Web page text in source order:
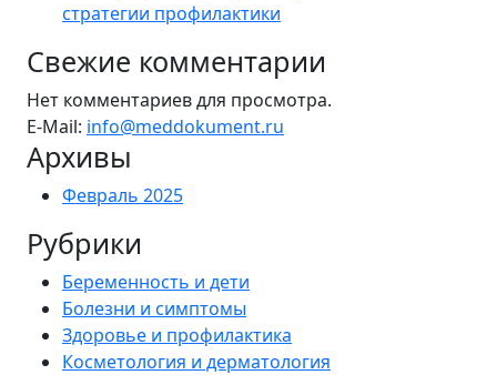
стратегии профилактики
Свежие комментарии
Нет комментариев для просмотра.
E-Mail: info@meddokument.ru
Архивы
Февраль 2025
Рубрики
Беременность и дети
Болезни и симптомы
Здоровье и профилактика
Косметология и дерматология